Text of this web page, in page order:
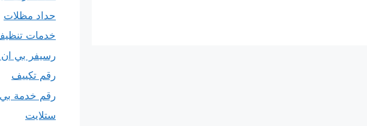
حداد مظلات
خدمات
رسيفر بي
رقم تكييف
رقم خدمة
ستلايت